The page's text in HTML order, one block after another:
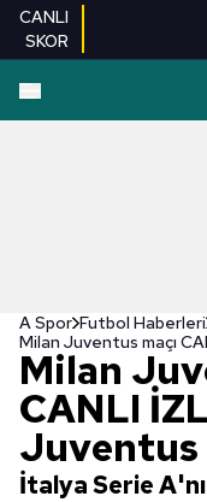
CANLI
SKOR
A Spor Futbol Haberleri
Milan Juventus maçı
Milan
CANLI
Juventus
İtalya Serie